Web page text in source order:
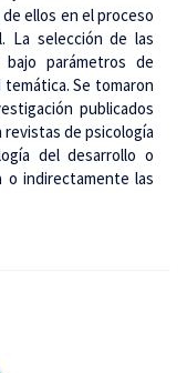
ellos en el proceso
La selección de las
parámetros de
Se tomaron
publicados
revistas de psicología
del desarrollo o
o indirectamente las